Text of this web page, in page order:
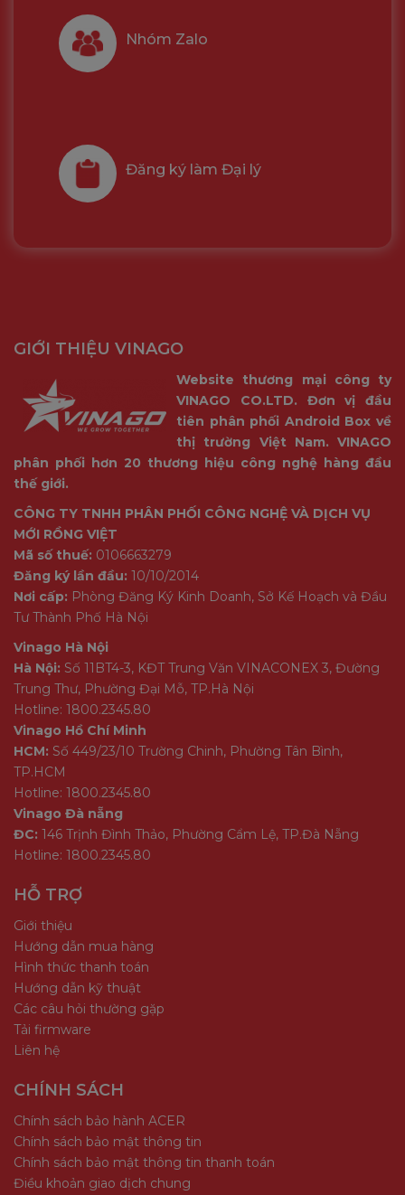
Nhóm Zalo
Đăng ký làm Đại lý
GIỚI THIỆU VINAGO
Website thương mại công ty
VINAGO CO.LTD. Đơn vị đầu
tiên phân phối Android Box về
thị trường Việt Nam. VINAGO
phân phối hơn 20 thương hiệu công nghệ hàng đầu
thế giới.
CÔNG TY TNHH PHÂN PHỐI CÔNG NGHỆ VÀ DỊCH VỤ
MỚI RỒNG VIỆT
Mã số thuế: 0106663279
Đăng ký lần đầu: 10/10/2014
Nơi cấp: Phòng Đăng Ký Kinh Doanh, Sở Kế Hoạch và Đầu
Tư Thành Phố Hà Nội
Vinago Hà Nội
Hà Nội: Số 11BT4-3, KĐT Trung Văn VINACONEX 3, Đường
Trung Thư, Phường Đại Mỗ, TP.Hà Nội
Hotline: 1800.2345.80
Vinago Hồ Chí Minh
HCM: Số 449/23/10 Trường Chinh, Phường Tân Bình,
TP.HCM
Hotline: 1800.2345.80
Vinago Đà nẵng
ĐC: 146 Trịnh Đình Thảo, Phường Cẩm Lệ, TP.Đà Nẵng
Hotline: 1800.2345.80
HỖ TRỢ
Giới thiệu
Hướng dẫn mua hàng
Hình thức thanh toán
Hướng dẫn kỹ thuật
Các câu hỏi thường gặp
Tải firmware
Liên hệ
CHÍNH SÁCH
Chính sách bảo hành ACER
Chính sách bảo mật thông tin
Chính sách bảo mật thông tin thanh toán
Điều khoản giao dịch chung